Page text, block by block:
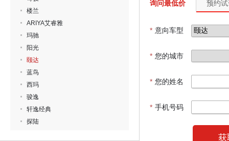
楼兰
ARIYA艾睿雅
玛驰
阳光
颐达
蓝鸟
西玛
骏逸
轩逸经典
探陆
询问最低价 预约
* 意向车型
* 您的城市
* 您的姓名
* 手机号码
获